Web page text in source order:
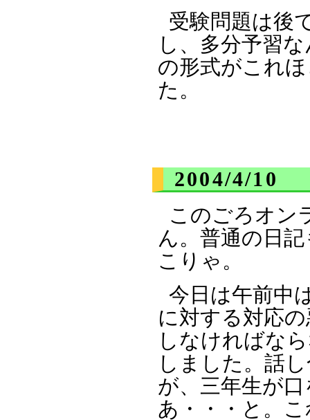
受験問題は後
し、多分予習
の形式がこれ
た。
2004/4/10
このごろオン
ん。普通の日
こりゃ。
今日は午前中
に対する対応
しなければな
しました。話
が、三年生が
あ・・・と。